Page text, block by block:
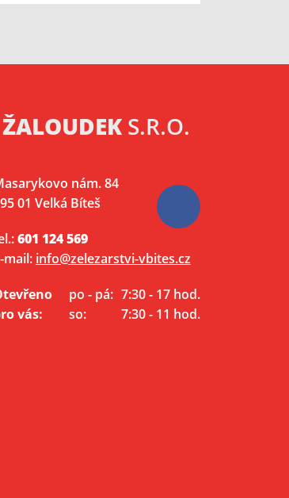
S.R.O.
nám. 84
01 Velká Bíteš
601 124 569
mail: info@zelezarstvi-vbites.cz
vás:
po - pá: 7:30 - 17 hod.
so:
7:30 - 11 hod.